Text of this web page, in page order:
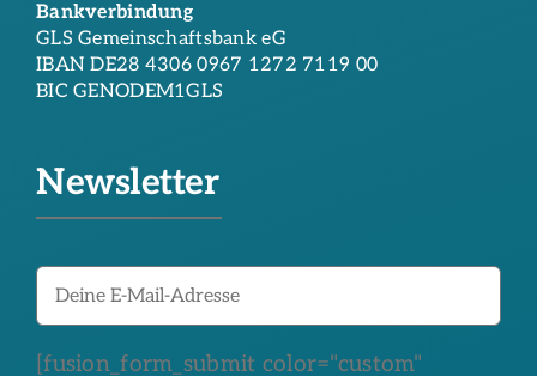
Bankverbindung
GLS Gemeinschaftsbank eG
IBAN DE28 4306 0967 1272 7119 00
BIC GENODEM1GLS
Newsletter
[fusion_form_submit color="custom"